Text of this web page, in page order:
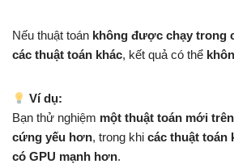
Nếu thuật toán không được chạy trong
các thuật toán khác, kết quả có thể
Ví dụ:
Bạn thử nghiệm một thuật toán mới
cứng yếu hơn, trong khi các thuật toán
có GPU mạnh hơn.